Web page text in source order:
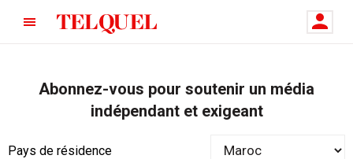
Abonnez-vous pour soutenir un média
indépendant et exigeant
Pays de résidence